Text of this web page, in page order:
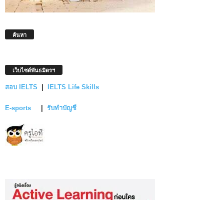
ค้นหา
เว็บไซต์พันธมิตรฯ
สอบ IELTS IELTS Life Skills
E-sports รับทำบัญชี